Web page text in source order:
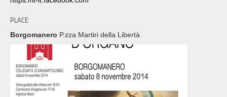
PLACE
Borgomanero P.zza Martiri della Libertà